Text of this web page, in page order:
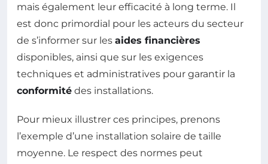
mais également leur efficacité à long terme. Il
est donc primordial pour les acteurs du secteur
de s’informer sur les aides financières
disponibles, ainsi que sur les exigences
techniques et administratives pour garantir la
conformité des installations.
Pour mieux illustrer ces principes, prenons
l’exemple d’une installation solaire de taille
moyenne. Le respect des normes peut